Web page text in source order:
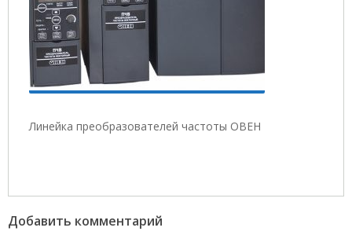
Линейка преобразователей частоты ОВЕН
Добавить комментарий